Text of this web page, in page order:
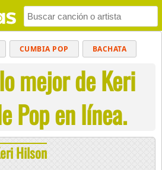
CUMBIA POP BACHATA
CRISTIANA REGGAETON
ELECTRÓNICA
CUMBIAS
mejor de Keri
Pop en línea.
Hilson